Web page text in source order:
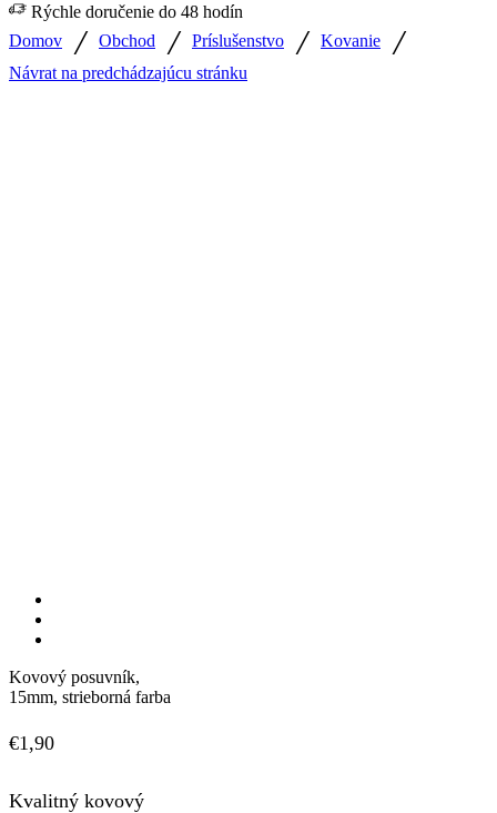
Rýchle doručenie do 48 hodín
Domov
/ Obchod / Príslušenstvo / Kovanie /
Návrat na predchádzajúcu stránku
Kovový posuvník,
15mm, strieborná farba
€1,90
Kvalitný kovový